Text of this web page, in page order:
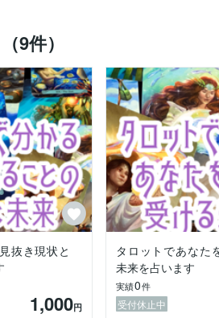
星図が紡ぐのは、
点に光を差す道しるべ。
不安を、
ほぐしながら、
”を共に見つけます。
グテーマ：
縁・未来の愛情
味・宿命
人運など生まれもったギフト
職のタイミング
と調和の回復
のアドバイス
9件）
抜き現状と
1,000円
タロットであなた
未来を占います
実績0件
受付休止中